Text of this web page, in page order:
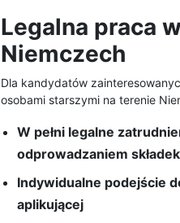
Legalna praca
Niemczech
Dla kandydatów
osobami starszymi na terenie
W pełni legalne
odprowadzaniem
Indywidualne podejście
aplikującej